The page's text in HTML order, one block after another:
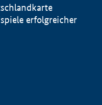
erfolgreicher